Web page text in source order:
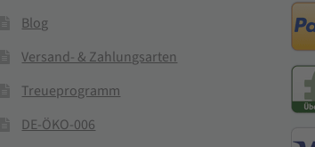
Blog
Versand- & Zahlungsarten
Treueprogramm
DE-ÖKO-006